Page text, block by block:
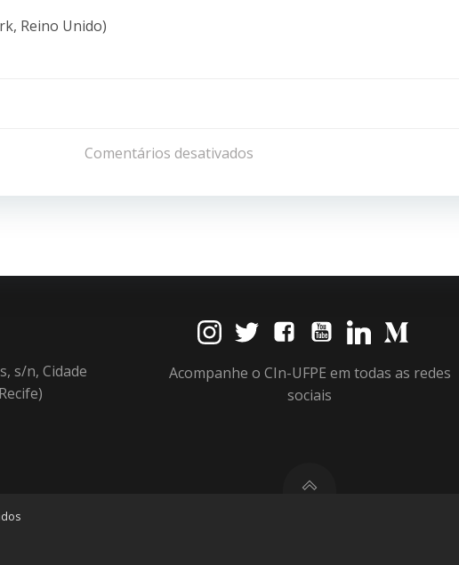
Reino Unido)
de
Post
Comentários desativados
s/n, Cidade
Acompanhe o CIn-UFPE em todas as redes
sociais